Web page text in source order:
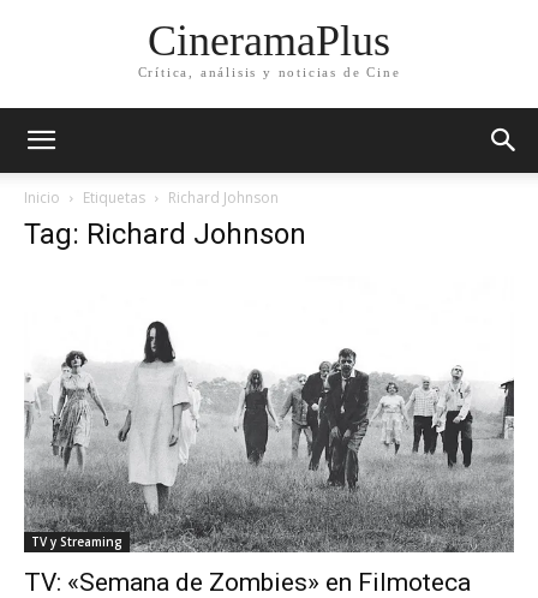
CineramaPlus
Crítica, análisis y noticias de Cine
Inicio Etiquetas Richard Johnson
Tag: Richard Johnson
TV y Streaming
TV: «Semana de Zombies» en Filmoteca